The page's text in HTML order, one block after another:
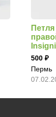
500
Пермь